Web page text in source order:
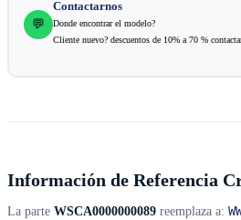
💬
Contactarnos
Donde encontrar el modelo?
Cliente nuevo? descuentos de 10% a 70 %
Información de Referencia
La parte WSCA0000000089 reemplaza a: